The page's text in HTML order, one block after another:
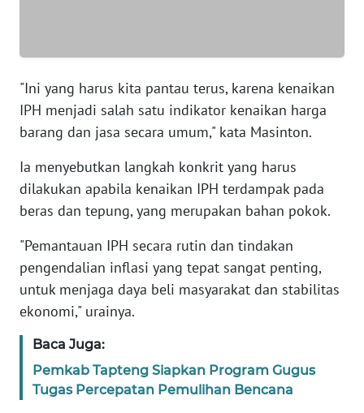
"Ini yang harus kita pantau terus, karena kenaikan
IPH menjadi salah satu indikator kenaikan harga
barang dan jasa secara umum," kata Masinton.
Ia menyebutkan langkah konkrit yang harus
dilakukan apabila kenaikan IPH terdampak pada
beras dan tepung, yang merupakan bahan pokok.
"Pemantauan IPH secara rutin dan tindakan
pengendalian inflasi yang tepat sangat penting,
untuk menjaga daya beli masyarakat dan stabilitas
ekonomi," urainya.
Baca Juga:
Pemkab Tapteng Siapkan Program Gugus
Tugas Percepatan Pemulihan Bencana
WN
PAPUA
PAPUA
BARAT
RIAU
WN
WN